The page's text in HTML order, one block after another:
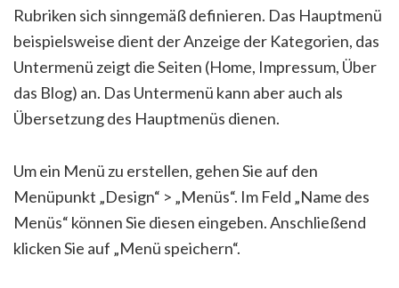
Rubriken sich sinngemäß definieren. Das Hauptmenü
beispielsweise dient der Anzeige der Kategorien, das
Untermenü zeigt die Seiten (Home, Impressum, Über
das Blog) an. Das Untermenü kann aber auch als
Übersetzung des Hauptmenüs dienen.
Um ein Menü zu erstellen, gehen Sie auf den
Menüpunkt „Design“ > „Menüs“. Im Feld „Name des
Menüs“ können Sie diesen eingeben. Anschließend
klicken Sie auf „Menü speichern“.